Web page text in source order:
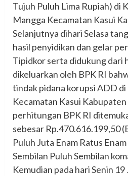
Tujuh Puluh Lima Rupiah) di
Mangga Kecamatan Kasui
Selanjutnya dihari Selasa
hasil penyidikan dan gelar
Tipidkor serta didukung dari
dikeluarkan oleh BPK RI
tindak pidana korupsi ADD di
Kecamatan Kasui
perhitungan BPK RI
sebesar Rp.470.616.199,50
Puluh Juta Enam Ratus
Sembilan Puluh Sembilan
Kemudian pada hari Senin